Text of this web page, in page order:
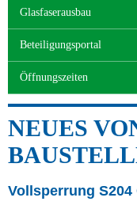
Glasfaserausbau
Beteiligungsportal
Öffnungszeiten
NEUES
Vollsperrung